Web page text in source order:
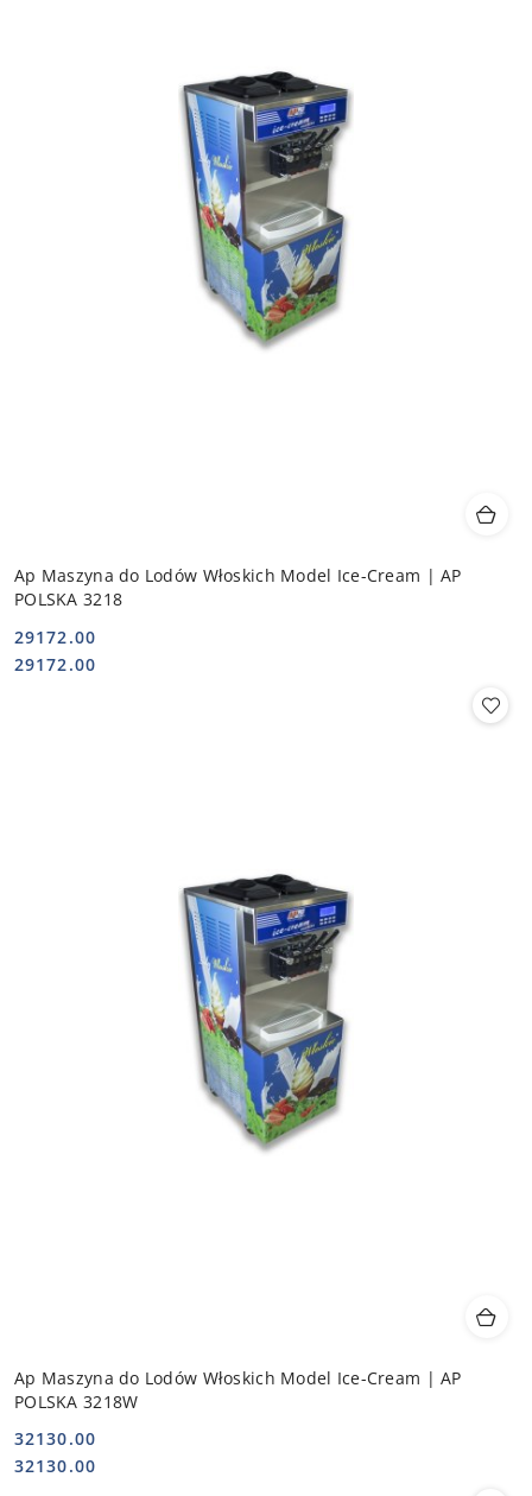
Ap Maszyna do Lodów Włoskich Model Ice-Cream | AP
POLSKA 3218
Cena:
29172.00
Cena:
29172.00
Ap Maszyna do Lodów Włoskich Model Ice-Cream | AP
POLSKA 3218W
Cena:
32130.00
Cena:
32130.00